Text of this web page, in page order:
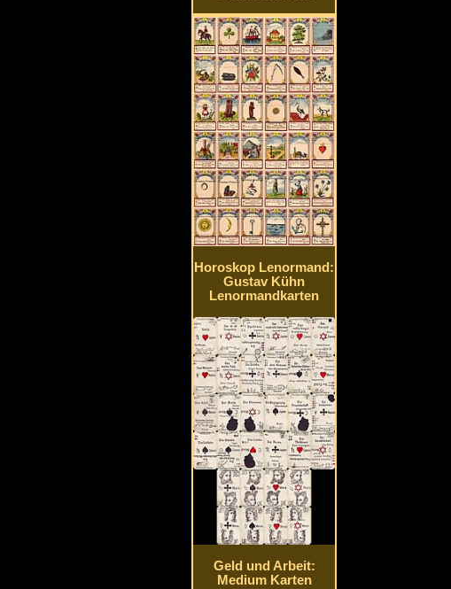
Horoskop Lenormand:
Gustav Kühn
Lenormandkarten
Geld und Arbeit:
Medium Karten